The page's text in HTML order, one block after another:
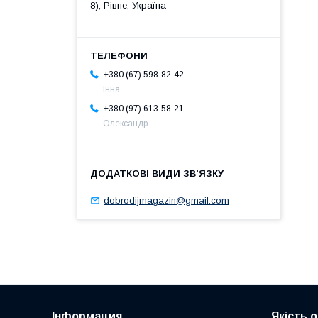
8), Рівне, Україна
+380 (67) 598-82-42
Інна
+380 (97) 613-58-21
Олександр
dobrodijmagazin@gmail.com